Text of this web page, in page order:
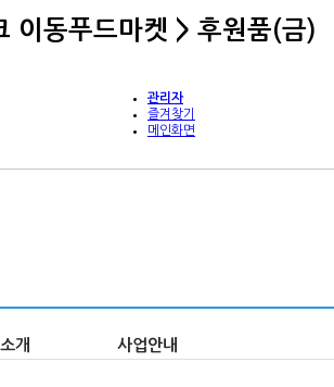
이동푸드마켓 > 후원품(금)
관리자
즐겨찾기
메인화면
개 사업안내